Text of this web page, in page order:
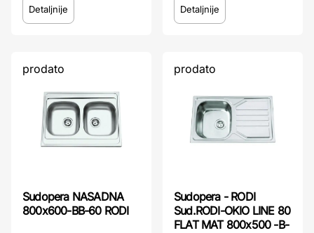
Detaljnije Detaljnije
prodato
Sudopera NASADNA
800x600-BB-60 RODI
prodato
Sudopera - RODI
Sud.RODI-OKIO LINE 80
FLAT MAT 800x500 -B-